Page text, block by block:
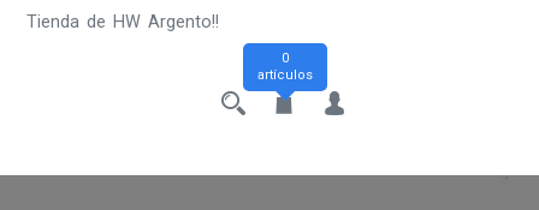
Tienda de HW Argento!!
0
artículos